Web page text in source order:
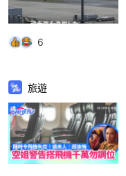
6
旅遊